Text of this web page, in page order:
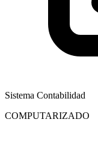
Sistema Contabilidad
COMPUTARIZADO